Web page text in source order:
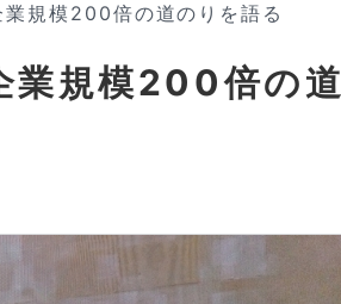
規模200倍の道のりを語る
業規模200倍の道